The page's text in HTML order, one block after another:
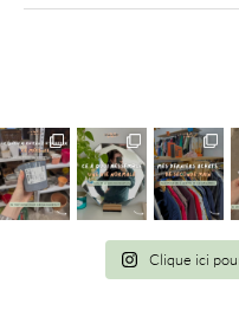
Clique ici